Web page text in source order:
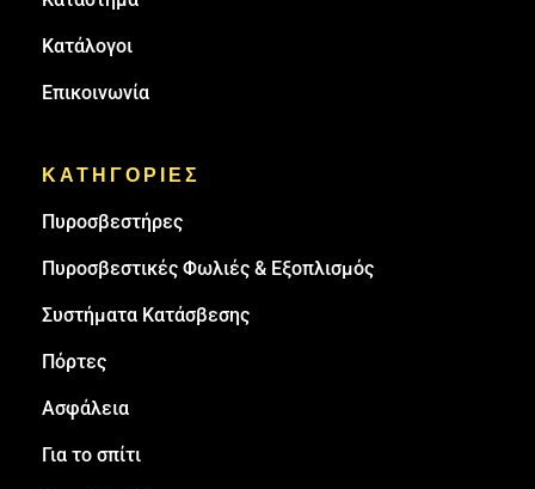
Κατάλογοι
Επικοινωνία
ΚΑΤΗΓΟΡΙΕΣ
Πυρoσβεστήρες
Πυροσβεστικές Φωλιές & Εξοπλισμός
Συστήματα Κατάσβεσης
Πόρτες
Ασφάλεια
Για το σπίτι